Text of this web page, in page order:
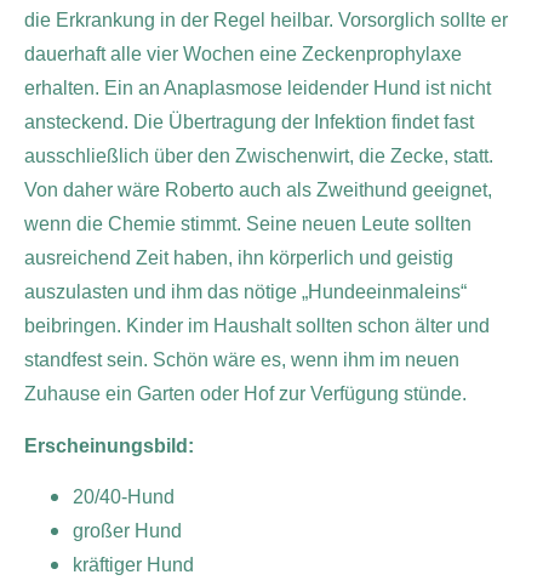
die Erkrankung in der Regel heilbar. Vorsorglich sollte er
dauerhaft alle vier Wochen eine Zeckenprophylaxe
erhalten. Ein an Anaplasmose leidender Hund ist nicht
ansteckend. Die Übertragung der Infektion findet fast
ausschließlich über den Zwischenwirt, die Zecke, statt.
Von daher wäre Roberto auch als Zweithund geeignet,
wenn die Chemie stimmt. Seine neuen Leute sollten
ausreichend Zeit haben, ihn körperlich und geistig
auszulasten und ihm das nötige „Hundeeinmaleins“
beibringen. Kinder im Haushalt sollten schon älter und
standfest sein. Schön wäre es, wenn ihm im neuen
Zuhause ein Garten oder Hof zur Verfügung stünde.
Erscheinungsbild:
20/40-Hund
großer Hund
kräftiger Hund